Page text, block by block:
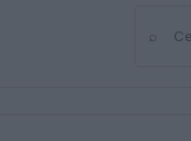
⌕Cerca